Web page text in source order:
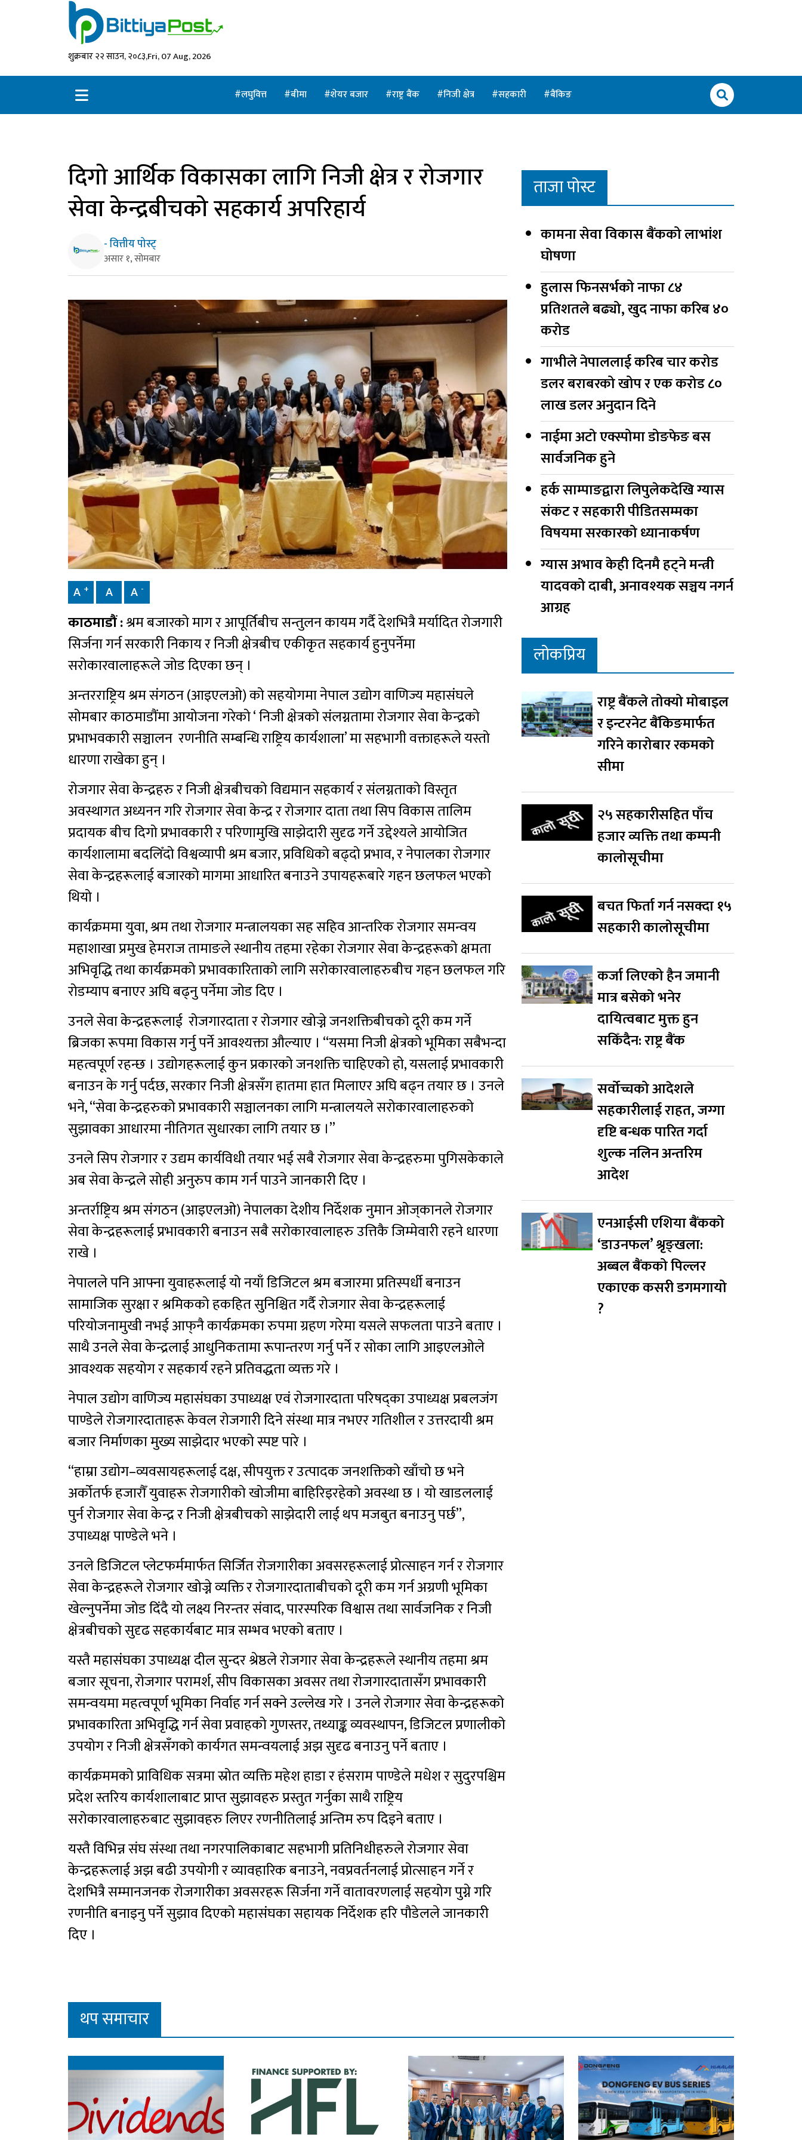
शुक्रबार २२ साउन, २०८३,Fri, 07 Aug, 2026
लघुवित्त बीमा शेयर बजार राष्ट्र बैंक निजी क्षेत्र सहकारी बैंकिङ
दिगो आर्थिक विकासका लागि निजी क्षेत्र र रोजगार
सेवा केन्द्रबीचको सहकार्य अपरिहार्य
- वित्तीय पोस्ट्
असार १, सोमबार
A + A A -
काठमाडौं :श्रम बजारको माग र आपूर्तिबीच सन्तुलन कायम गर्दै देशभित्रै मर्यादित रोजगारी
सिर्जना गर्न सरकारी निकाय र निजी क्षेत्रबीच एकीकृत सहकार्य हुनुपर्नेमा
सरोकारवालाहरूले जोड दिएका छन् ।
अन्तरराष्ट्रिय श्रम संगठन (आइएलओ) को सहयोगमा नेपाल उद्योग वाणिज्य महासंघले
सोमबार काठमाडौंमा आयोजना गरेको ‘ निजी क्षेत्रको संलग्नतामा रोजगार सेवा केन्द्रको
प्रभाभवकारी सञ्चालन रणनीति सम्बन्धि राष्ट्रिय कार्यशाला’ मा सहभागी वक्ताहरूले यस्तो
धारणा राखेका हुन् ।
रोजगार सेवा केन्द्रहरु र निजी क्षेत्रबीचको विद्यमान सहकार्य र संलग्नताको विस्तृत
अवस्थागत अध्यनन गरि रोजगार सेवा केन्द्र र रोजगार दाता तथा सिप विकास तालिम
प्रदायक बीच दिगो प्रभावकारी र परिणामुखि साझेदारी सुदृढ गर्ने उद्देश्यले आयोजित
कार्यशालामा बदलिँदो विश्वव्यापी श्रम बजार, प्रविधिको बढ्दो प्रभाव, र नेपालका रोजगार
सेवा केन्द्रहरूलाई बजारको मागमा आधारित बनाउने उपायहरूबारे गहन छलफल भएको
थियो ।
कार्यक्रममा युवा, श्रम तथा रोजगार मन्त्रालयका सह सहिव आन्तरिक रोजगार समन्वय
महाशाखा प्रमुख हेमराज तामाङले स्थानीय तहमा रहेका रोजगार सेवा केन्द्रहरूको क्षमता
अभिवृद्धि तथा कार्यक्रमको प्रभावकारिताको लागि सरोकारवालाहरुबीच गहन छलफल गरि
रोडम्याप बनाएर अघि बढ्नु पर्नेमा जोड दिए ।
उनले सेवा केन्द्रहरूलाई रोजगारदाता र रोजगार खोज्ने जनशक्तिबीचको दूरी कम गर्ने
ब्रिजका रूपमा विकास गर्नु पर्ने आवश्यक्ता औल्याए । “यसमा निजी क्षेत्रको भूमिका सबैभन्दा
महत्वपूर्ण रहन्छ । उद्योगहरूलाई कुन प्रकारको जनशक्ति चाहिएको हो, यसलाई प्रभावकारी
बनाउन के गर्नु पर्दछ, सरकार निजी क्षेत्रसँग हातमा हात मिलाएर अघि बढ्न तयार छ । उनले
भने, “सेवा केन्द्रहरुको प्रभावकारी सञ्चालनका लागि मन्त्रालयले सरोकारवालाहरुको
सुझावका आधारमा नीतिगत सुधारका लागि तयार छ ।”
उनले सिप रोजगार र उद्यम कार्यविधी तयार भई सबै रोजगार सेवा केन्द्रहरुमा पुगिसकेकाले
अब सेवा केन्द्रले सोही अनुरुप काम गर्न पाउने जानकारी दिए ।
अन्तर्राष्ट्रिय श्रम संगठन (आइएलओ) नेपालका देशीय निर्देशक नुमान ओज्‌कानले रोजगार
सेवा केन्द्रहरूलाई प्रभावकारी बनाउन सबै सरोकारवालाहरु उत्तिकै जिम्मेवारी रहने धारणा
राखे ।
नेपालले पनि आफ्ना युवाहरूलाई यो नयाँ डिजिटल श्रम बजारमा प्रतिस्पर्धी बनाउन
सामाजिक सुरक्षा र श्रमिकको हकहित सुनिश्चित गर्दै रोजगार सेवा केन्द्रहरूलाई
परियोजनामुखी नभई आफ्‌नै कार्यक्रमका रुपमा ग्रहण गरेमा यसले सफलता पाउने बताए ।
साथै उनले सेवा केन्द्रलाई आधुनिकतामा रूपान्तरण गर्नु पर्ने र सोका लागि आइएलओले
आवश्यक सहयोग र सहकार्य रहने प्रतिवद्धता व्यक्त गरे ।
नेपाल उद्योग वाणिज्य महासंघका उपाध्यक्ष एवं रोजगारदाता परिषद्का उपाध्यक्ष प्रबलजंग
पाण्डेले रोजगारदाताहरू केवल रोजगारी दिने संस्था मात्र नभएर गतिशील र उत्तरदायी श्रम
बजार निर्माणका मुख्य साझेदार भएको स्पष्ट पारे ।
“हाम्रा उद्योग–व्यवसायहरूलाई दक्ष, सीपयुक्त र उत्पादक जनशक्तिको खाँचो छ भने
अर्कोतर्फ हजारौँ युवाहरू रोजगारीको खोजीमा बाहिरिइरहेको अवस्था छ । यो खाडललाई
पुर्न रोजगार सेवा केन्द्र र निजी क्षेत्रबीचको साझेदारी लाई थप मजबुत बनाउनु पर्छ”,
उपाध्यक्ष पाण्डेले भने ।
उनले डिजिटल प्लेटफर्ममार्फत सिर्जित रोजगारीका अवसरहरूलाई प्रोत्साहन गर्न र रोजगार
सेवा केन्द्रहरूले रोजगार खोज्ने व्यक्ति र रोजगारदाताबीचको दूरी कम गर्न अग्रणी भूमिका
खेल्नुपर्नेमा जोड दिंदै यो लक्ष्य निरन्तर संवाद, पारस्परिक विश्वास तथा सार्वजनिक र निजी
क्षेत्रबीचको सुदृढ सहकार्यबाट मात्र सम्भव भएको बताए ।
यस्तै महासंघका उपाध्यक्ष दील सुन्दर श्रेष्ठले रोजगार सेवा केन्द्रहरूले स्थानीय तहमा श्रम
बजार सूचना, रोजगार परामर्श, सीप विकासका अवसर तथा रोजगारदातासँग प्रभावकारी
समन्वयमा महत्वपूर्ण भूमिका निर्वाह गर्न सक्ने उल्लेख गरे । उनले रोजगार सेवा केन्द्रहरूको
प्रभावकारिता अभिवृद्धि गर्न सेवा प्रवाहको गुणस्तर, तथ्याङ्क व्यवस्थापन, डिजिटल प्रणालीको
उपयोग र निजी क्षेत्रसँगको कार्यगत समन्वयलाई अझ सुदृढ बनाउनु पर्ने बताए ।
कार्यक्रममको प्राविधिक सत्रमा स्रोत व्यक्ति महेश हाडा र हंसराम पाण्डेले मधेश र सुदुरपश्चिम
प्रदेश स्तरिय कार्यशालाबाट प्राप्त सुझावहरु प्रस्तुत गर्नुका साथै राष्ट्रिय
सरोकारवालाहरुबाट सुझावहरु लिएर रणनीतिलाई अन्तिम रुप दिइने बताए ।
यस्तै विभिन्न संघ संस्था तथा नगरपालिकाबाट सहभागी प्रतिनिधीहरुले रोजगार सेवा
केन्द्रहरूलाई अझ बढी उपयोगी र व्यावहारिक बनाउने, नवप्रवर्तनलाई प्रोत्साहन गर्ने र
देशभित्रै सम्मानजनक रोजगारीका अवसरहरू सिर्जना गर्ने वातावरणलाई सहयोग पुग्ने गरि
रणनीति बनाइनु पर्ने सुझाव दिएको महासंघका सहायक निर्देशक हरि पौडेलले जानकारी
दिए ।
ताजा पोस्ट
कामना सेवा विकास बैंकको लाभांश
घोषणा
हुलास फिनसर्भको नाफा ८४
प्रतिशतले बढ्यो, खुद नाफा करिब ४०
करोड
गाभीले नेपाललाई करिब चार करोड
डलर बराबरको खोप र एक करोड ८०
लाख डलर अनुदान दिने
नाईमा अटो एक्स्पोमा डोङफेङ बस
सार्वजनिक हुने
हर्क साम्पाङद्वारा लिपुलेकदेखि ग्यास
संकट र सहकारी पीडितसम्मका
विषयमा सरकारको ध्यानाकर्षण
ग्यास अभाव केही दिनमै हट्ने मन्त्री
यादवको दाबी, अनावश्यक सञ्चय नगर्न
आग्रह
लोकप्रिय
राष्ट्र बैंकले तोक्यो मोबाइल
र इन्टरनेट बैंकिङमार्फत
गरिने कारोबार रकमको
सीमा
२५ सहकारीसहित पाँच
हजार व्यक्ति तथा कम्पनी
कालोसूचीमा
बचत फिर्ता गर्न नसक्दा १५
सहकारी कालोसूचीमा
कर्जा लिएको हैन जमानी
मात्र बसेको भनेर
दायित्वबाट मुक्त हुन
सकिँदैन: राष्ट्र बैंक
सर्वोच्चको आदेशले
सहकारीलाई राहत, जग्गा
दृष्टि बन्धक पारित गर्दा
शुल्क नलिन अन्तरिम
आदेश
एनआईसी एशिया बैंकको
‘डाउनफल’ श्रृङ्खला:
अब्बल बैंकको पिल्लर
एकाएक कसरी डगमगायो
?
थप समाचार